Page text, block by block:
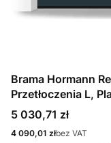
Brama Hormann
Przetłoczenia L,
Matt deluxe +
Cena
5 030,71 zł
Cena
4 090,01 złbez VAT